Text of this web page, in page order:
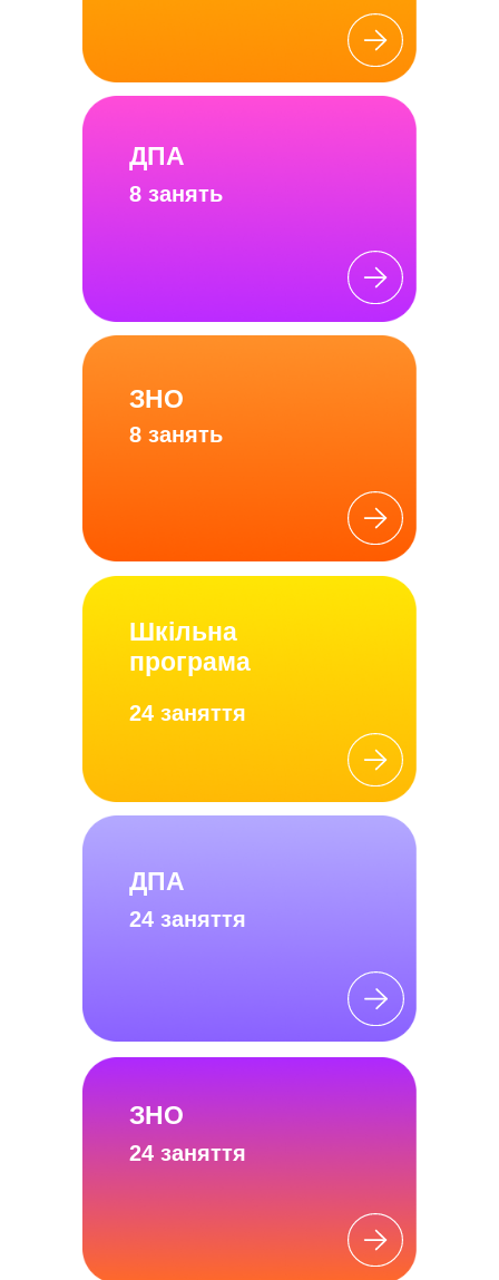
Шкільна
програма
ЗНО
ДПА
ЗНО
ДПА
8 занять
8 занять
24 заняття
24 заняття
24 заняття